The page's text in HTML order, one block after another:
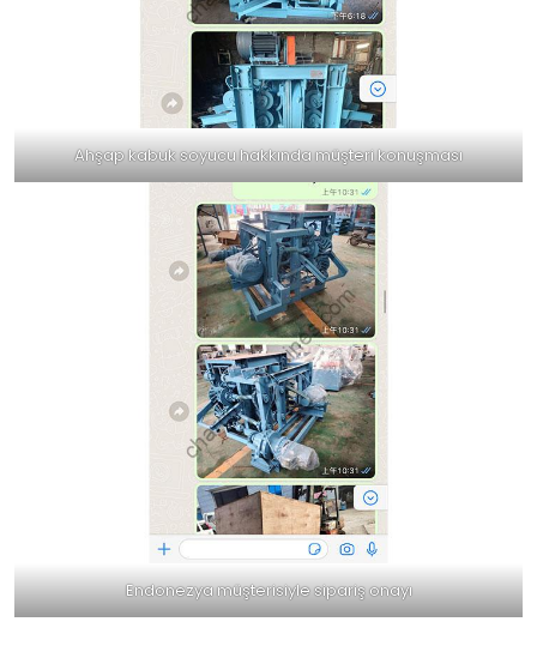
Ahşap kabuk soyucu hakkında müşteri konuşması
Endonezya müşterisiyle sipariş onayı